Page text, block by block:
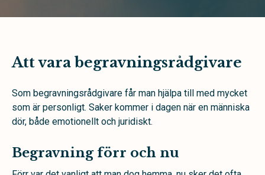
Att vara begravningsrådgivare
Som begravningsrådgivare får man hjälpa till med mycket
som är personligt. Saker kommer i dagen när en människa
dör, både emotionellt och juridiskt.
Begravning förr och nu